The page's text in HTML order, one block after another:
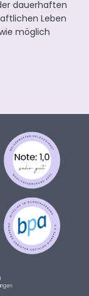
dauerhaften
Leben
möglich